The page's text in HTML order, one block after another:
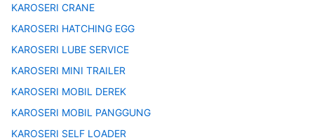
KAROSERI CRANE
KAROSERI HATCHING EGG
KAROSERI LUBE SERVICE
KAROSERI MINI TRAILER
KAROSERI MOBIL DEREK
KAROSERI MOBIL PANGGUNG
KAROSERI SELF LOADER